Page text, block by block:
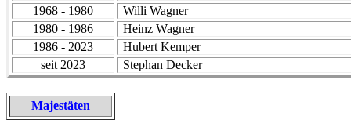
1968 - 1980
Willi Wagner
1980 - 1986
Heinz Wagner
1986 - 2023
Hubert Kemper
seit 2023
Stephan Decker
Majestäten